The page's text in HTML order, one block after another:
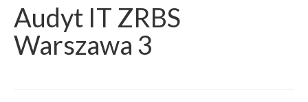
Audyt IT ZRBS
Warszawa 3